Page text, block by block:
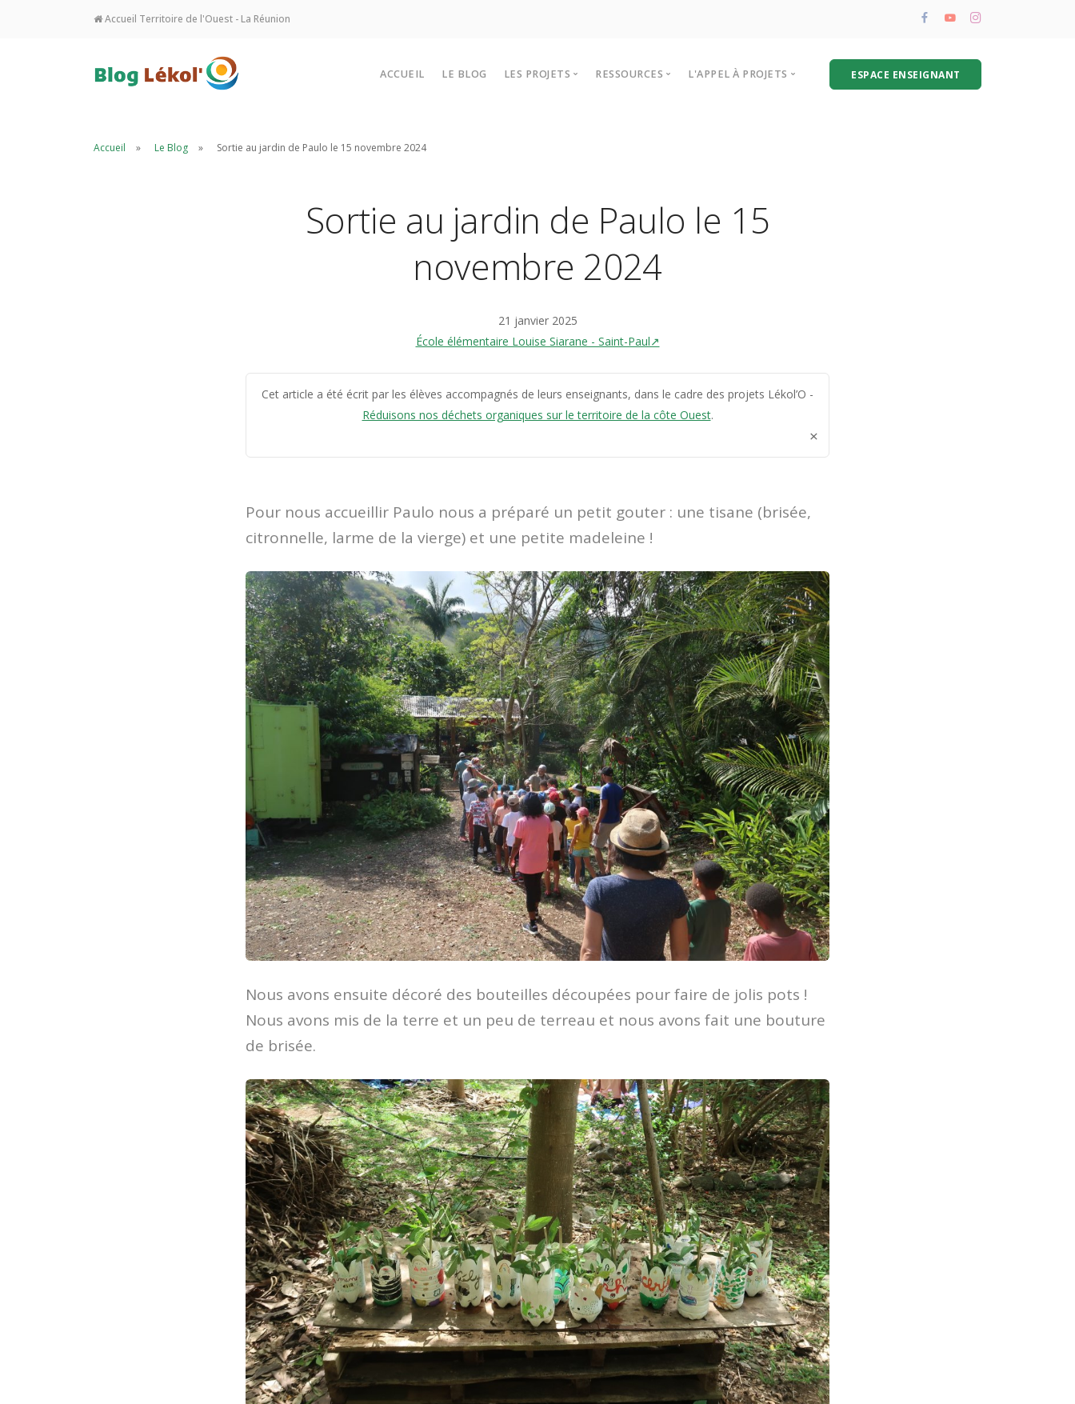
Accueil Territoire de l'Ouest - La Réunion
ACCUEIL LE BLOG LES PROJETS RESSOURCES L'APPEL À PROJETS ESPACE ENSEIGNANT
Accueil Le Blog Sortie au jardin de Paulo le 15 novembre 2024
Sortie au jardin de Paulo le 15
novembre 2024
21 janvier 2025
École élémentaire Louise Siarane - Saint-Paul↗
Cet article a été écrit par les élèves accompagnés de leurs enseignants, dans le cadre des projets Lékol’O -
Réduisons nos déchets organiques sur le territoire de la côte Ouest.
×
Pour nous accueillir Paulo nous a préparé un petit gouter : une tisane (brisée,
citronnelle, larme de la vierge) et une petite madeleine !
Nous avons ensuite décoré des bouteilles découpées pour faire de jolis pots !
Nous avons mis de la terre et un peu de terreau et nous avons fait une bouture
de brisée.